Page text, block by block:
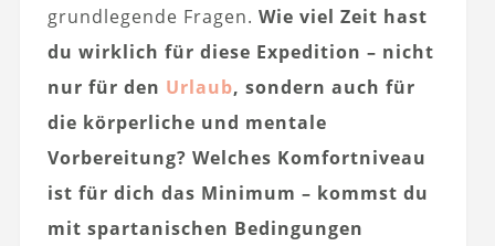
grundlegende Fragen. Wie viel Zeit hast
du wirklich für diese Expedition – nicht
nur für den Urlaub, sondern auch für
die körperliche und mentale
Vorbereitung? Welches Komfortniveau
ist für dich das Minimum – kommst du
mit spartanischen Bedingungen